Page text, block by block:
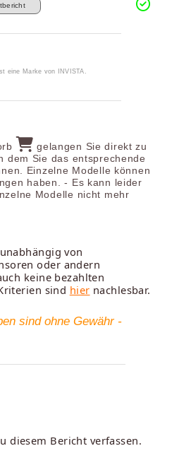
eine Marke von INVISTA.
gelangen Sie direkt zu
dem Sie das entsprechende
Einzelne Modelle können
haben. - Es kann leider
Modelle nicht mehr
von
oder andern
keine bezahlten
sind hier nachlesbar.
sind ohne Gewähr -
diesem Bericht verfassen.